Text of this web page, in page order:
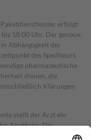
erfolgt
18:00 Uhr. Der genaue
Abhängigkeit der
des Spediteurs
pharmazeutische
dienen, die
Klärungen
stellt der Arzt ein
Apotheke. Die
in der Regel die